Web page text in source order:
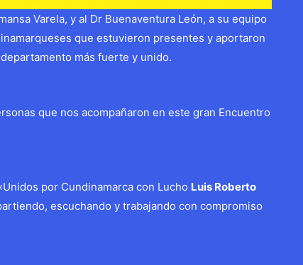
Varela, y al Dr Buenaventura León, a su equipo
que estuvieron presentes y aportaron
más fuerte y unido.
que nos acompañaron en este gran Encuentro
por Cundinamarca con Lucho Luis Roberto
escuchando y trabajando con compromiso